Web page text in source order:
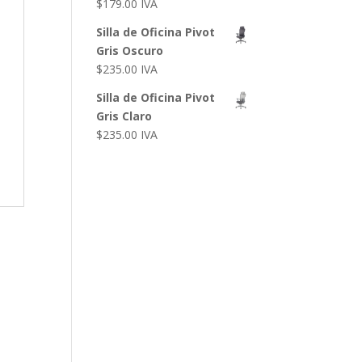
$179.00 IVA
Silla de Oficina Pivot
Gris Oscuro
$235.00 IVA
Silla de Oficina Pivot
Gris Claro
$235.00 IVA